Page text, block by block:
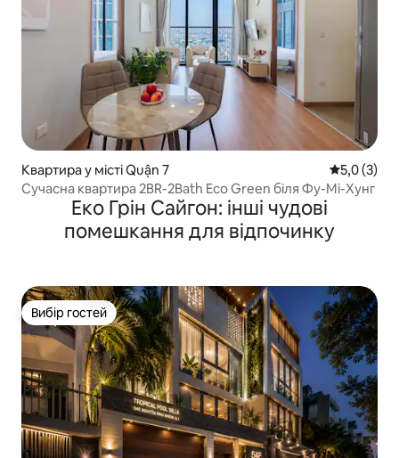
Квартира у місті Quận 7 Середня
5,0 (3)
Сучасна квартира 2BR-2Bath Eco Green біля Фу-Мі-Хунг
Еко Грін Сайгон: інші чудові
помешкання для відпочинку
Вибір гостей
Вибір гостей